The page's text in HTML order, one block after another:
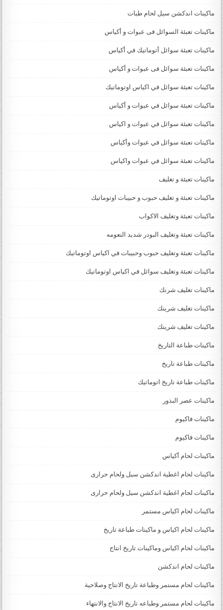
ماكينات اندكشن سيل لحام طبات
ماكينات تعبئة السوائل فى عبوات و أكياس
ماكينات تعبئة سوائل أتوماتيك في أكياس
ماكينات تعبئة سوائل فى عبوات و أكياس
ماكينات تعبئة سوائل في اكياس اوتوماتيك
ماكينات تعبئة سوائل في عبوات و أكياس
ماكينات تعبئة سوائل في عبوات و اكياس
ماكينات تعبئة سوائل في عبوات وأكياس
ماكينات تعبئة سوائل في عبوات واكياس
ماكينات تعبئة و تغليف
ماكينات تعبئة و تغليف حبوب و حبيبات اوتوماتيك
ماكينات تعبئة وتغليف الاكواب
ماكينات تعبئة وتغليف البودر شديد النعومه
ماكينات تعبئة وتغليف حبوب وحبيبات في اكياس اوتوماتيك
ماكينات تعبئة وتغليف سوائل في اكياس اوتوماتيك
ماكينات تغليف شرنك
ماكينات تغليف شرينك
ماكينات تغليف شرينك
ماكينات طباعة التاريخ
ماكينات طباعة تاريخ
ماكينات طباعة تاريخ اتوماتيك
ماكينات عصر البذور
ماكينات فاكيوم
ماكينات فاكيوم
ماكينات لحام أكياس
ماكينات لحام اغطية اندكشن سيل ولحام حرارى
ماكينات لحام اغطية اندكشن سيل ولحام حرارى
ماكينات لحام اكياس مستمر
ماكينات لحام اكياس و ماكينات طباعة تاريخ
ماكينات لحام اكياس وماكينات تاريخ انتاج
ماكينات لحام اندكشن
ماكينات لحام مستمر وطباعة تاريخ الانتاج وصلاحية
ماكينات لحام مستمر وطباعه تاريخ الانتاج والانتهاء